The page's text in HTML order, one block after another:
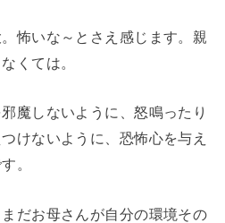
怖いな～とさえ感じます。親
くては。
魔しないように、怒鳴ったり
けないように、恐怖心を与え
。
だお母さんが自分の環境その